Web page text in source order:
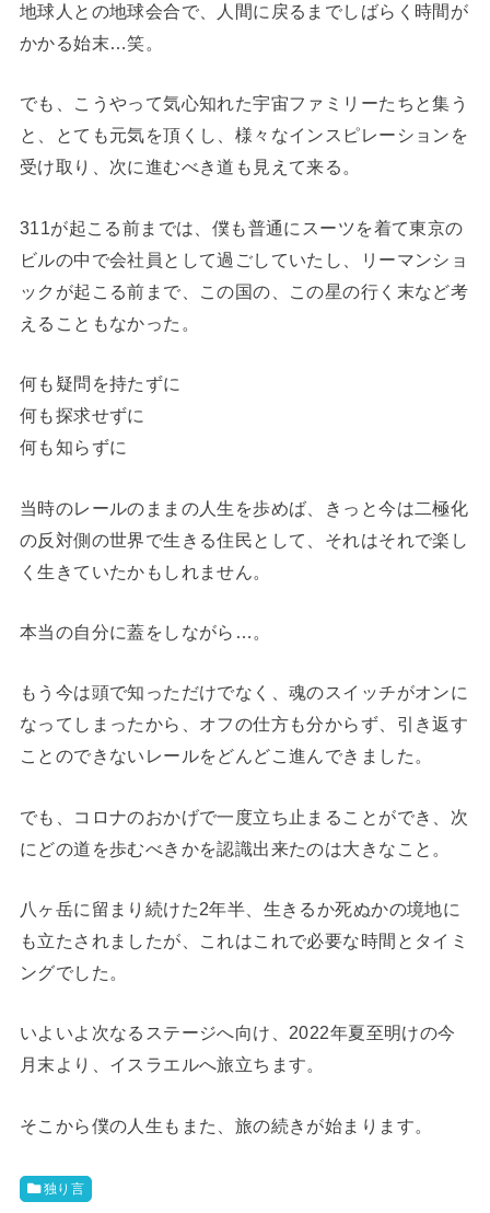
地球人との地球会合で、人間に戻るまでしばらく時間が
かかる始末…笑。
でも、こうやって気心知れた宇宙ファミリーたちと集う
と、とても元気を頂くし、様々なインスピレーションを
受け取り、次に進むべき道も見えて来る。
311が起こる前までは、僕も普通にスーツを着て東京の
ビルの中で会社員として過ごしていたし、リーマンショ
ックが起こる前まで、この国の、この星の行く末など考
えることもなかった。
何も疑問を持たずに
何も探求せずに
何も知らずに
当時のレールのままの人生を歩めば、きっと今は二極化
の反対側の世界で生きる住民として、それはそれで楽し
く生きていたかもしれません。
本当の自分に蓋をしながら…。
もう今は頭で知っただけでなく、魂のスイッチがオンに
なってしまったから、オフの仕方も分からず、引き返す
ことのできないレールをどんどこ進んできました。
でも、コロナのおかげで一度立ち止まることができ、次
にどの道を歩むべきかを認識出来たのは大きなこと。
八ヶ岳に留まり続けた2年半、生きるか死ぬかの境地に
も立たされましたが、これはこれで必要な時間とタイミ
ングでした。
いよいよ次なるステージへ向け、2022年夏至明けの今
月末より、イスラエルへ旅立ちます。
そこから僕の人生もまた、旅の続きが始まります。
独り言